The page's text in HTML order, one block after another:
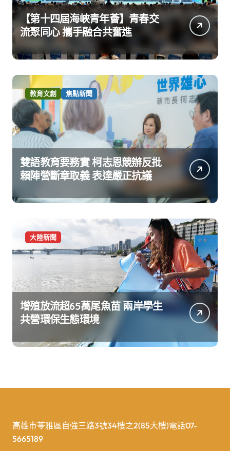
【第十四屆海峽青年薈】青春交
流聚同心 攜手融合共奮進
教育文創 焦點新聞
雙語教育要務實 柯志恩競辦反批
賴陣營斷章取義 表達嚴正抗議
大陸新聞
增殖放流超65萬尾魚苗 兩岸學生
共營環保生態環境
高雄市苓雅區自強三路3號34樓之2(85大樓)電話07-
5665189